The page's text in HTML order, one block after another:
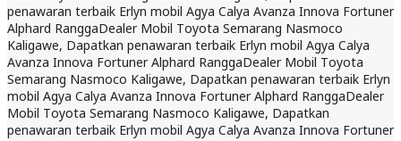
penawaran terbaik Erlyn mobil Agya Calya Avanza Innova Fortuner
Alphard RanggaDealer Mobil Toyota Semarang Nasmoco
Kaligawe, Dapatkan penawaran terbaik Erlyn mobil Agya Calya
Avanza Innova Fortuner Alphard RanggaDealer Mobil Toyota
Semarang Nasmoco Kaligawe, Dapatkan penawaran terbaik Erlyn
mobil Agya Calya Avanza Innova Fortuner Alphard RanggaDealer
Mobil Toyota Semarang Nasmoco Kaligawe, Dapatkan
penawaran terbaik Erlyn mobil Agya Calya Avanza Innova Fortuner